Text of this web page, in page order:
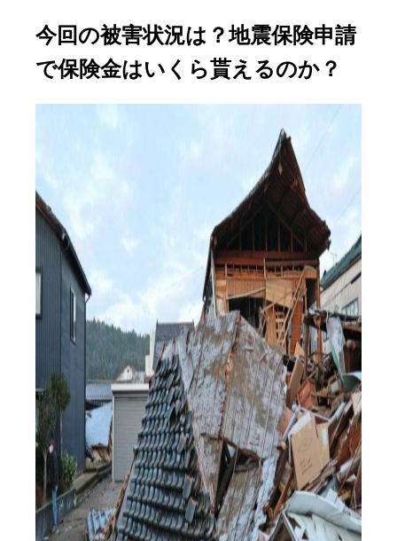
今回の被害状況は？地震保険申請
で保険金はいくら貰えるのか？